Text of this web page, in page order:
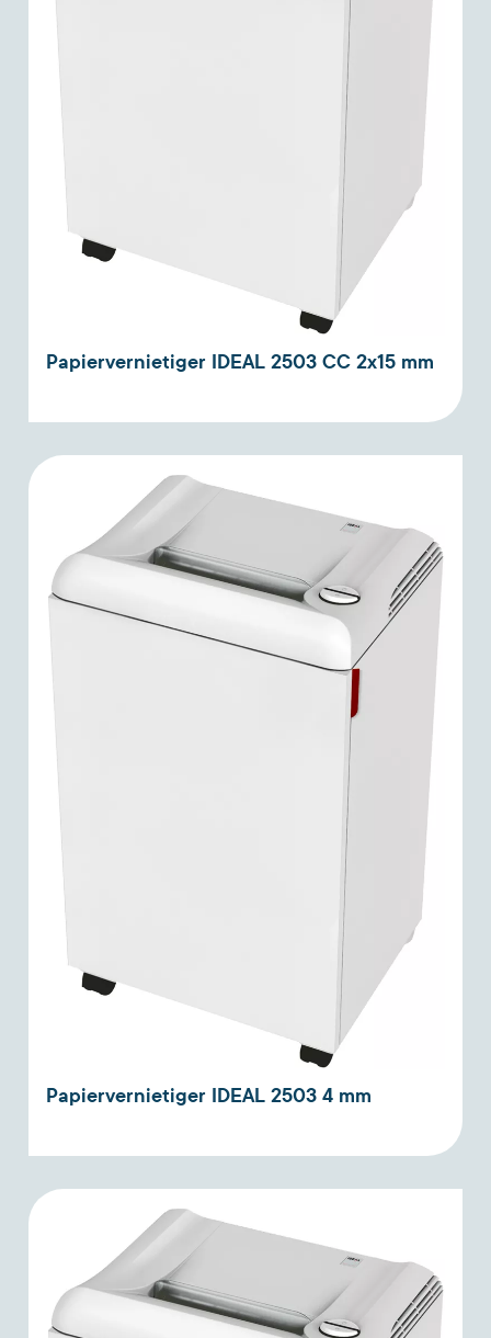
Papiervernietiger IDEAL 2503 CC 2x15 mm
Papiervernietiger IDEAL 2503 4 mm